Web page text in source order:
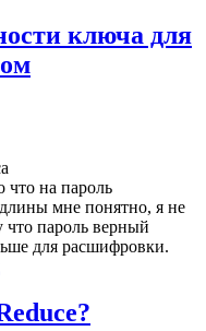
ключа для
что на пароль
мне понятно, я не
что пароль верный
для расшифровки.